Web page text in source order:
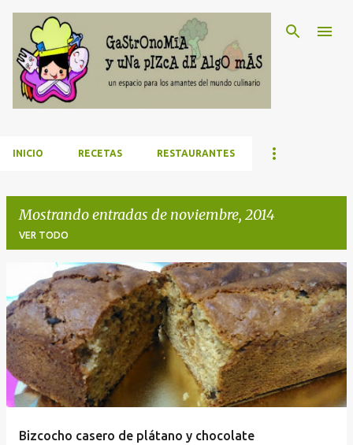
Ir al contenido principal
INICIO RECETAS RESTAURANTES
Mostrando entradas de noviembre, 2014
VER TODO
n
t
r
a
d
Bizcocho casero de plátano y chocolate